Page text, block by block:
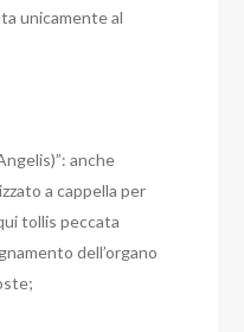
unicamente al
anche
a cappella per
tollis peccata
dell’organo